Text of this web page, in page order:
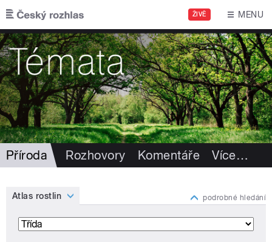
Přejít k hlavnímu obsahu
ŽIVĚ MENU
Příroda Rozhovory Komentáře Více…
Atlas rostlin podrobné hledání